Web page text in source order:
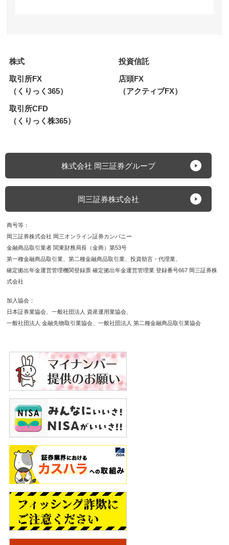
株式
投資信託
取引所FX
（くりっく365）
店頭FX
（アクティブFX）
取引所CFD
（くりっく株365）
株式会社 岡三証券グループ
岡三証券株式会社
商号等
岡三証券株式会社 岡三オンライン証券カンパニー
金融商品取引業者 関東財務局長（金商）第53号
第一種金融商品取引業
第二種金融商品取引業
投資助言・代理業
確定拠出年金運営管理機関登録票 確定拠出年金運営管理業 登録番号667 岡三証券株
式会社
加入協会
日本証券業協会
一般社団法人 資産運用業協会
一般社団法人 金融先物取引業協会
一般社団法人 第二種金融商品取引業協会